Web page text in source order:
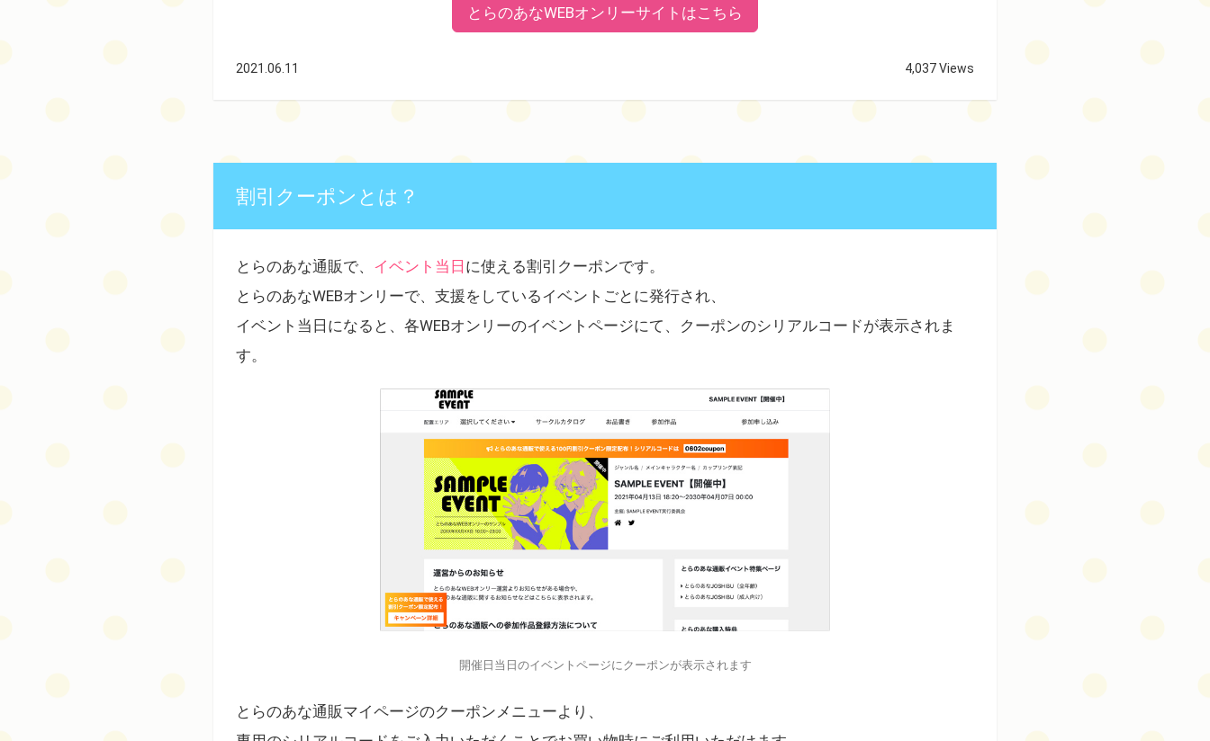
とらのあなWEBオンリーサイトはこちら
2021.06.11 4,037 Views
割引クーポンとは？
とらのあな通販で、 イベント当日 に使える割引クーポンです。
とらのあなWEBオンリーで、支援をしているイベントごとに発行され、
イベント当日になると、各WEBオンリーのイベントページにて、クーポンのシリアルコードが表示されま
す。
開催日当日のイベントページにクーポンが表示されます
とらのあな通販マイページのクーポンメニューより、